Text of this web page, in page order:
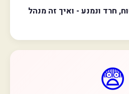
חרד ונמנע - ואיך זה מנהל
😨